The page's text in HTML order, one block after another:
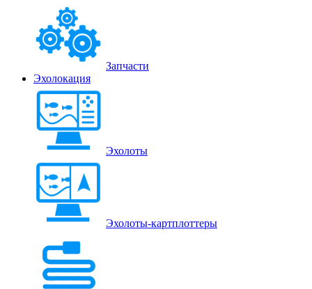
Запчасти
Эхолокация
Эхолоты
Эхолоты-картплоттеры